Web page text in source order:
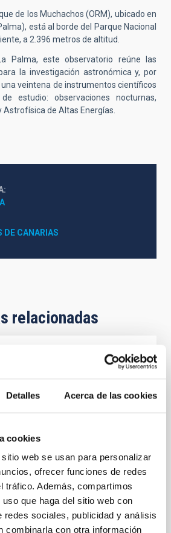
Detalles Acerca de las cookies
cookies
web se usan para personalizar
ofrecer funciones de redes
tráfico. Además, compartimos
que haga del sitio web con
redes sociales, publicidad y análisis
combinarla con otra información
de los Muchachos (ORM), ubicado en
está al borde del Parque Nacional
a 2.396 metros de altitud.
Palma, este observatorio reúne las
la investigación astronómica y, por
veintena de instrumentos científicos
estudio: observaciones nocturnas,
Astrofísica de Altas Energías.
DE CANARIAS
relacionadas
Universo a la neuroimagen:
cosmología permite
del cerebro
neurociencia, la ingeniería y la
un método pionero para
del cerebro humano.
Scientific Reports , el estudio
sonificación de orden superior
resonancia magnética